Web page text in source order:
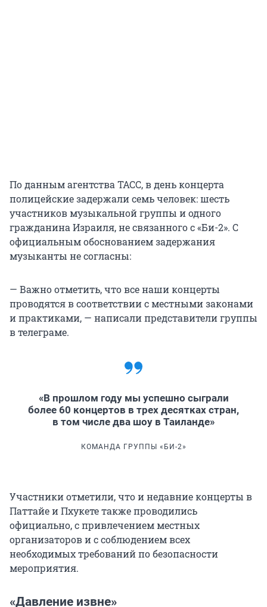
По данным агентства ТАСС, в день концерта
полицейские задержали семь человек: шесть
участников музыкальной группы и одного
гражданина Израиля, не связанного с «Би-2». С
официальным обоснованием задержания
музыканты не согласны:
— Важно отметить, что все наши концерты
проводятся в соответствии с местными законами
и практиками, — написали представители группы
в телеграме.
«В прошлом году мы успешно сыграли
более 60 концертов в трех десятках стран,
в том числе два шоу в Таиланде»
КОМАНДА ГРУППЫ «БИ-2»
Участники отметили, что и недавние концерты в
Паттайе и Пхукете также проводились
официально, с привлечением местных
организаторов и с соблюдением всех
необходимых требований по безопасности
мероприятия.
«Давление извне»